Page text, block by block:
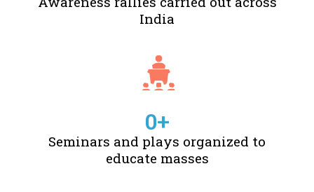
India
Seminars and plays organized to
educate masses
0+